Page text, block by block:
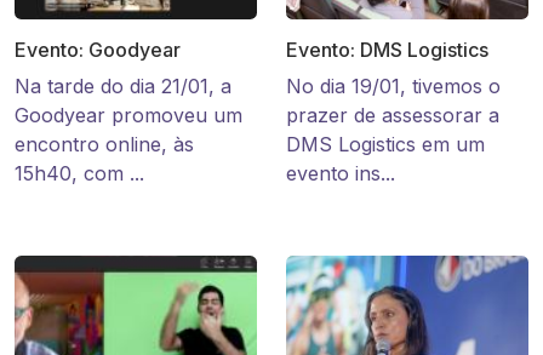
Evento: Goodyear
Na tarde do dia 21/01, a
Goodyear promoveu um
encontro online, às
15h40, com ...
Evento: DMS Logistics
No dia 19/01, tivemos o
prazer de assessorar a
DMS Logistics em um
evento ins...